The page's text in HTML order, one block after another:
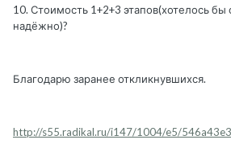
10. Стоимость 1+2+3 этапов(хотелось
надёжно)?
Благодарю заранее откликнувшихся.
http://s55.radikal.ru/i147/1004/e5/